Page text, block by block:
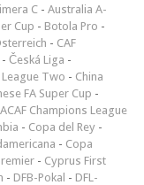
C - Australia A-
Cup - Botola Pro -
- CAF
- Česká Liga -
League Two - China
FA Super Cup -
Champions League
- Copa del Rey -
- Copa
- Cyprus First
- DFB-Pokal - DFL-